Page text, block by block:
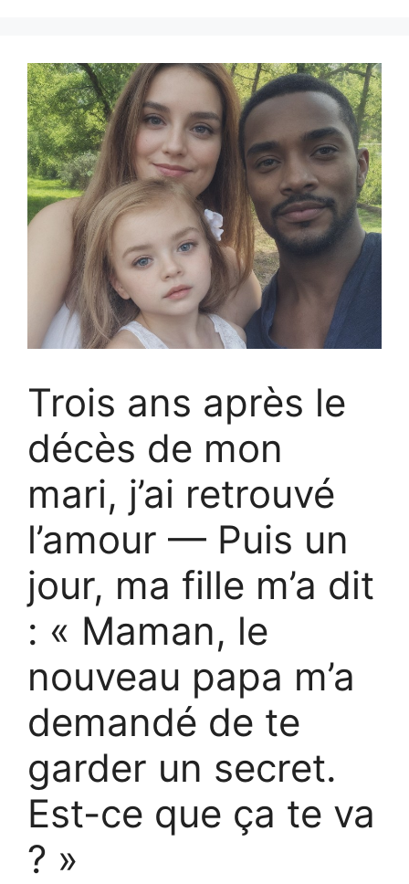
Trois ans après le
décès de mon
mari, j’ai retrouvé
l’amour — Puis un
jour, ma fille m’a dit
: « Maman, le
nouveau papa m’a
demandé de te
garder un secret.
Est-ce que ça te va
? »